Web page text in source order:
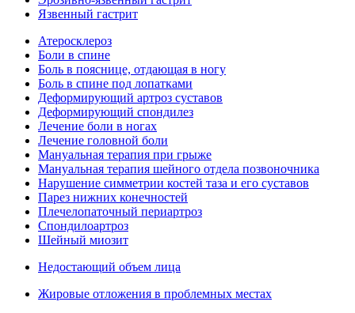
Язвенный гастрит
Атеросклероз
Боли в спине
Боль в пояснице, отдающая в ногу
Боль в спине под лопатками
Деформирующий артроз суставов
Деформирующий спондилез
Лечение боли в ногах
Лечение головной боли
Мануальная терапия при грыже
Мануальная терапия шейного отдела позвоночника
Нарушение симметрии костей таза и его суставов
Парез нижних конечностей
Плечелопаточный периартроз
Спондилоартроз
Шейный миозит
Недостающий объем лица
Жировые отложения в проблемных местах